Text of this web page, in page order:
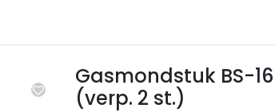
Gasmondstuk BS-
(verp. 2 st.)